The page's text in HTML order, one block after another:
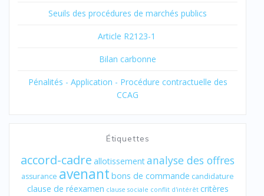
Seuils des procédures de marchés publics
Article R2123-1
Bilan carbonne
Pénalités - Application - Procédure contractuelle des
CCAG
Étiquettes
accord-cadre allotissementanalyse des offres
assurance avenant bons de commande candidature
clause de réexamen clause sociale conflit d'intérêt critères